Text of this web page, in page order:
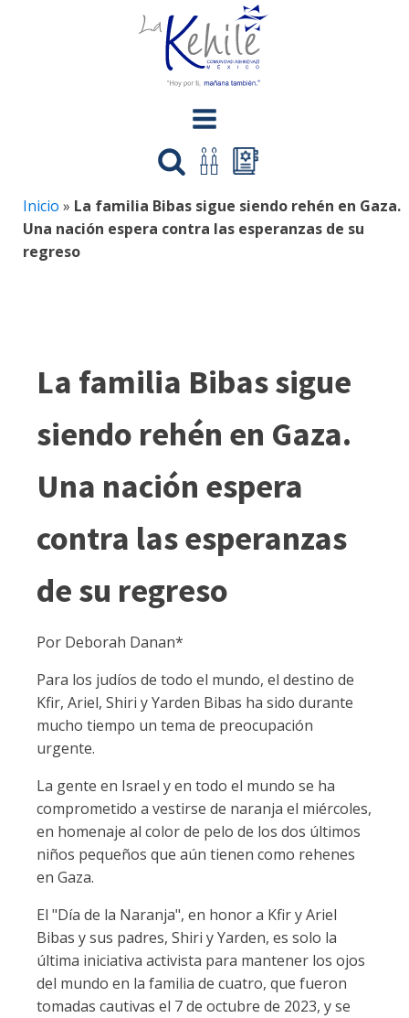
Inicio » La familia Bibas sigue siendo rehén en Gaza.
Una nación espera contra las esperanzas de su
regreso
La familia Bibas sigue
siendo rehén en Gaza.
Una nación espera
contra las esperanzas
de su regreso
Por Deborah Danan*
Para los judíos de todo el mundo, el destino de
Kfir, Ariel, Shiri y Yarden Bibas ha sido durante
mucho tiempo un tema de preocupación
urgente.
La gente en Israel y en todo el mundo se ha
comprometido a vestirse de naranja el miércoles,
en homenaje al color de pelo de los dos últimos
niños pequeños que aún tienen como rehenes
en Gaza.
El "Día de la Naranja", en honor a Kfir y Ariel
Bibas y sus padres, Shiri y Yarden, es solo la
última iniciativa activista para mantener los ojos
del mundo en la familia de cuatro, que fueron
tomadas cautivas el 7 de octubre de 2023, y se